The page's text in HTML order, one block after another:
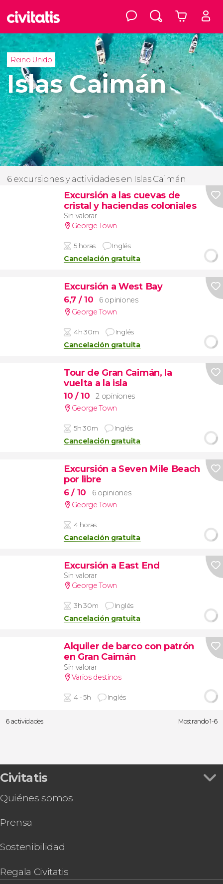
Reino Unido
Islas Caimán
6 excursiones y actividades en Islas Caimán
Excursión a las cuevas de
cristal y haciendas coloniales
Sin valorar
George Town
5 horas Inglés
Cancelación gratuita
Excursión a West Bay
6,7 / 10
6 opiniones
George Town
4h 30m Inglés
Cancelación gratuita
Tour de Gran Caimán, la
vuelta a la isla
10 / 10
2 opiniones
George Town
5h 30m Inglés
Cancelación gratuita
Excursión a Seven Mile Beach
por libre
6/ 10
6 opiniones
George Town
4 horas
Cancelación gratuita
Excursión a East End
Sin valorar
George Town
3h 30m Inglés
Cancelación gratuita
Alquiler de barco con patrón
en Gran Caimán
Sin valorar
Varios destinos
4 - 5h Inglés
6 actividades Mostrando 1-6
Civitatis
Quiénes somos
Prensa
Sostenibilidad
Regala Civitatis